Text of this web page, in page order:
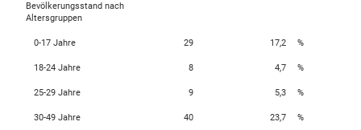
Bevölkerungsstand nach
Altersgruppen
0-17 Jahre 29 17,2 %
18-24 Jahre 8 4,7 %
25-29 Jahre 9 5,3 %
30-49 Jahre 40 23,7 %